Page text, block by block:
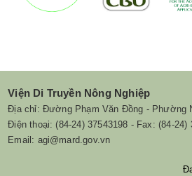
Viện Di Truyền Nông Nghiệp
Địa chỉ: Đường Phạm Văn Đồng - Phường
Điện thoại: (84-24) 37543198 - Fax: (84-24)
Email: agi@mard.gov.vn